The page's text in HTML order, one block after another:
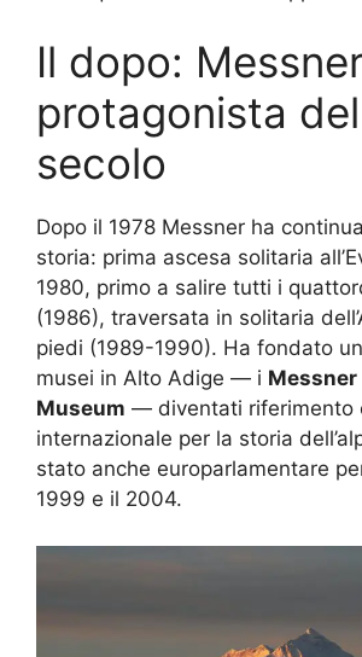
Il dopo:
protagonista del
secolo
Dopo il 1978 Messner ha
storia: prima ascesa solitaria
1980, primo a salire tutti i
(1986), traversata in solitaria
piedi (1989-1990). Ha fondato
musei in Alto Adige — i
Museum — diventati riferimento
internazionale per la storia
stato anche europarlamentare
1999 e il 2004.